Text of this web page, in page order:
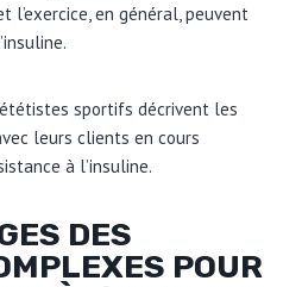
l’exercice, en général, peuvent
sportifs décrivent les
leurs clients en cours
à l’insuline.
DES
POUR